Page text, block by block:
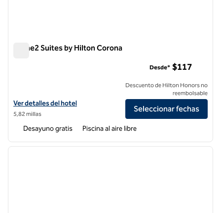
Home2 Suites by Hilton Corona
Ver detalles del hotel Home2 Suites by Hilton Corona
Ver detalles del hotel
5,82 millas
Desde* $117
Descuento de Hilton Honors no
reembolsable
Seleccionar fechas
Desayuno gratis Piscina al aire libre
1 de 12